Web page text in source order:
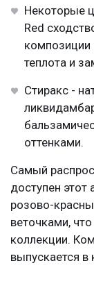
Некоторые
Red
композиции
теплота и
Стиракс -
оттенками.
Самый
доступен
розово-
веточками,
коллекции.
выпускается в